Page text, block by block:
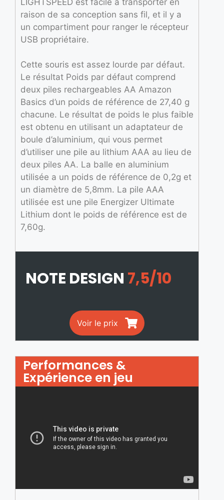
raison de sa conception sans fil, et il y a
un compartiment pour ranger le récepteur
USB propriétaire.
Cette souris est assez lourde par défaut.
Le résultat Poids par défaut comprend
deux piles rechargeables AA Amazon
Basics d’un poids de référence de 27,40 g
chacune. Le résultat de poids le plus faible
est obtenu en utilisant un adaptateur de
boule d’aluminium, qui vous permet
d’utiliser une pile au lithium AAA au lieu de
deux piles AA. La balle en aluminium
utilisée a un poids de référence de 0,2g et
un diamètre de 5,8mm. La pile AAA
utilisée est une pile Energizer Ultimate
Lithium dont le poids de référence est de
7,60g.
NOTE DESIGN 7,5/10
Voir le prix
Performances &
Expérience en jeu